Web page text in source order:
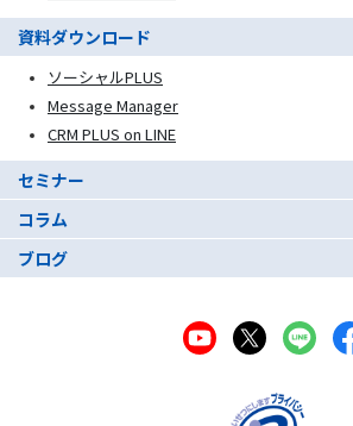
資料ダウンロード
ソーシャルPLUS
Message Manager
CRM PLUS on LINE
セミナー
コラム
ブログ